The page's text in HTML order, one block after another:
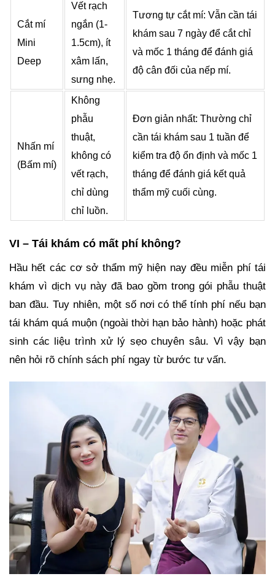
Cắt mí
Mini
Deep
Vết rạch
ngắn (1-
1.5cm), ít
xâm lấn,
sưng nhẹ.
Tương tự cắt mí: Vẫn cần tái
khám sau 7 ngày để cắt chỉ
và mốc 1 tháng để đánh giá
độ cân đối của nếp mí.
Nhấn mí
(Bấm mí)
Không
phẫu
thuật,
không có
vết rạch,
chỉ dùng
chỉ luồn.
Đơn giản nhất: Thường chỉ
cần tái khám sau 1 tuần để
kiểm tra độ ổn định và mốc 1
tháng để đánh giá kết quả
thẩm mỹ cuối cùng.
VI – Tái khám có mất phí không?
Hầu hết các cơ sở thẩm mỹ hiện nay đều miễn phí tái
khám vì dịch vụ này đã bao gồm trong gói phẫu thuật
ban đầu. Tuy nhiên, một số nơi có thể tính phí nếu bạn
tái khám quá muộn (ngoài thời hạn bảo hành) hoặc phát
sinh các liệu trình xử lý sẹo chuyên sâu. Vì vậy bạn
nên hỏi rõ chính sách phí ngay từ bước tư vấn.